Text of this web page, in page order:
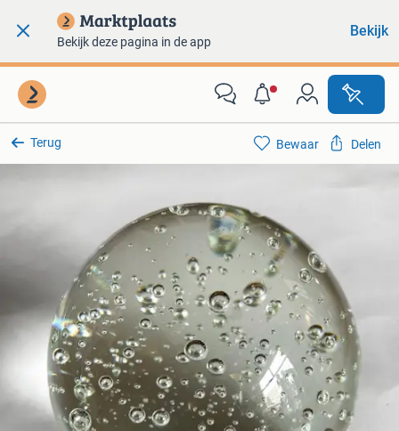
Bekijk deze pagina in de app
Bekijk
Terug Bewaar Delen